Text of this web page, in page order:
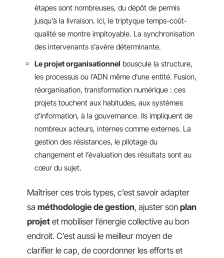
étapes sont nombreuses, du dépôt de permis
jusqu’à la livraison. Ici, le triptyque temps-coût-
qualité se montre impitoyable. La synchronisation
des intervenants s’avère déterminante.
Le projet organisationnel bouscule la structure,
les processus ou l’ADN même d’une entité. Fusion,
réorganisation, transformation numérique : ces
projets touchent aux habitudes, aux systèmes
d’information, à la gouvernance. Ils impliquent de
nombreux acteurs, internes comme externes. La
gestion des résistances, le pilotage du
changement et l’évaluation des résultats sont au
cœur du sujet.
Maîtriser ces trois types, c’est savoir adapter
sa méthodologie de gestion, ajuster son plan
projet et mobiliser l’énergie collective au bon
endroit. C’est aussi le meilleur moyen de
clarifier le cap, de coordonner les efforts et